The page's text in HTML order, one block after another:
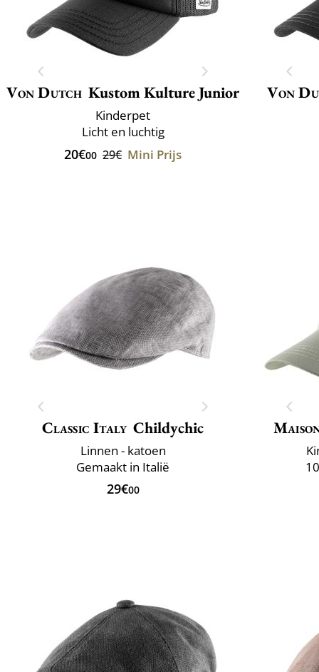
Von Dutch Kustom Kulture Junior
Kinderpet
Licht en luchtig
20€00 29€ Mini Prijs
Von
Classic Italy Childychic
Linnen - katoen
Gemaakt in Italië
29€00